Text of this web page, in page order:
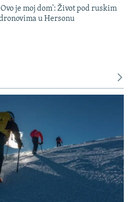
'Ovo je moj dom': Život pod ruskim
u Hersonu